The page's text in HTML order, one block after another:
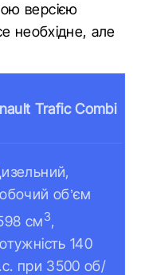
версією
необхідне, але
Trafic Combi
об’єм
см3,
140
при 3500 об/